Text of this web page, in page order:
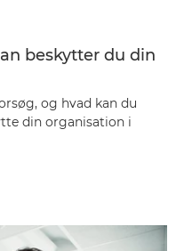
beskytter du din
og hvad kan du
din organisation i